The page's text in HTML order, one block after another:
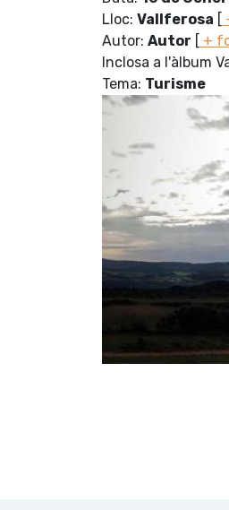
Lloc: Vallferosa [
Autor: Autor [ +
Inclosa a l'àlbum
Tema: Turisme